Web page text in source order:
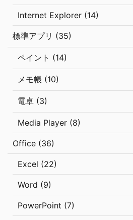
Internet Explorer (14)
標準アプリ (35)
ペイント (14)
メモ帳 (10)
電卓 (3)
Media Player (8)
Office (36)
Excel (22)
Word (9)
PowerPoint (7)